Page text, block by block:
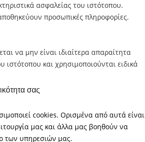
σας
cookies. Ορισμένα από αυτά είναι
μας και άλλα μας βοηθούν να
των υπηρεσιών μας.
ασφαλείας του ιστότοπου.
προσωπικές πληροφορίες.
να μην είναι ιδιαίτερα απαραίτητα
ιστότοπου και χρησιμοποιούνται ειδικά
διαφημίσεων ή άλλων ενσωματωμένων
τη συγκατάθεση του χρήστη
τα cookies στον ιστότοπό σας.